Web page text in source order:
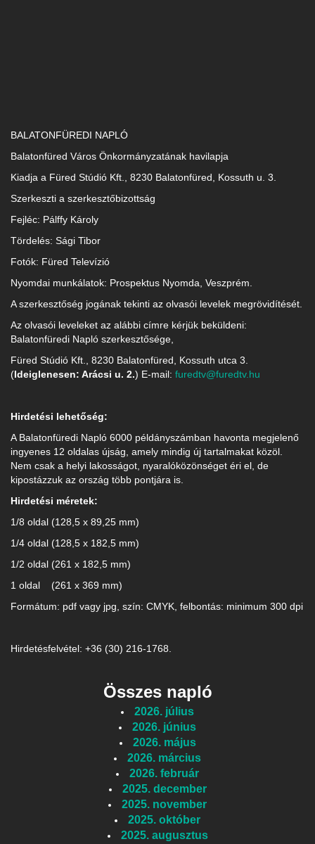
BALATONFÜREDI NAPLÓ
Balatonfüred Város Önkormányzatának havilapja
Kiadja a Füred Stúdió Kft., 8230 Balatonfüred, Kossuth u. 3.
Szerkeszti a szerkesztőbizottság
Fejléc: Pálffy Károly
Tördelés: Sági Tibor
Fotók: Füred Televízió
Nyomdai munkálatok: Prospektus Nyomda, Veszprém.
A szerkesztőség jogának tekinti az olvasói levelek megrövidítését.
Az olvasói leveleket az alábbi címre kérjük beküldeni:
Balatonfüredi Napló szerkesztősége,
Füred Stúdió Kft., 8230 Balatonfüred, Kossuth utca 3.
(Ideiglenesen: Arácsi u. 2.) E-mail: furedtv@furedtv.hu
Hirdetési lehetőség:
A Balatonfüredi Napló 6000 példányszámban havonta megjelenő
ingyenes 12 oldalas újság, amely mindig új tartalmakat közöl.
Nem csak a helyi lakosságot, nyaralóközönséget éri el, de
kipostázzuk az ország több pontjára is.
Hirdetési méretek:
1/8 oldal (128,5 x 89,25 mm)
1/4 oldal (128,5 x 182,5 mm)
1/2 oldal (261 x 182,5 mm)
1 oldal (261 x 369 mm)
Formátum: pdf vagy jpg, szín: CMYK, felbontás: minimum 300 dpi
Hirdetésfelvétel: +36 (30) 216-1768.
Összes napló
2026. július
2026. június
2026. május
2026. március
2026. február
2025. december
2025. november
2025. október
2025. augusztus